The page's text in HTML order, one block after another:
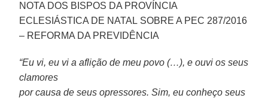
NOTA DOS BISPOS DA PROVÍNCIA
ECLESIÁSTICA DE NATAL SOBRE A PEC 287/2016
– REFORMA DA PREVIDÊNCIA
“Eu vi, eu vi a aflição de meu povo (…), e ouvi os seus
clamores
por causa de seus opressores. Sim, eu conheço seus